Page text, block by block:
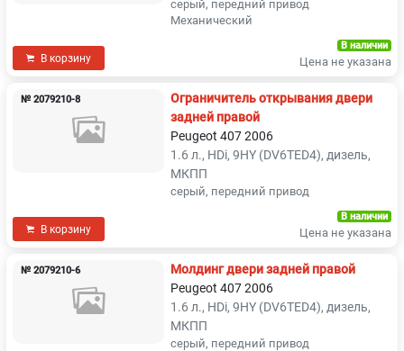
серый, передний привод
Механический
В корзину
В наличии
Цена не указана
№ 2079210-8
Ограничитель открывания двери
задней правой
Peugeot 407 2006
1.6 л., HDi, 9HY (DV6TED4), дизель,
МКПП
серый, передний привод
В корзину
В наличии
Цена не указана
№ 2079210-6
Молдинг двери задней правой
Peugeot 407 2006
1.6 л., HDi, 9HY (DV6TED4), дизель,
МКПП
серый, передний привод